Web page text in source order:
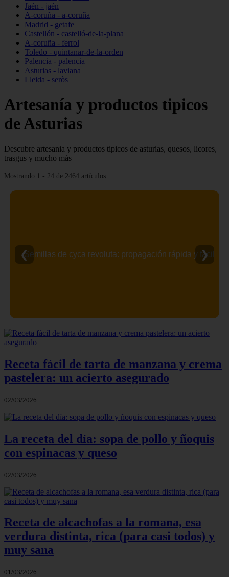
Jaén - jaén
A-coruña - a-coruña
Madrid - getafe
Castellón - castelló-de-la-plana
A-coruña - ferrol
Toledo - quintanar-de-la-orden
Palencia - palencia
Asturias - laviana
Lleida - seròs
Artesanía y productos tipicos
de Asturias
Descubre artesania y productos tipicos de asturias, quesos, licores,
trasgus y mucho más
Mostrando 1 - 24 de 2464 artículos
Bitransamin: aprende cómo funciona y para qué sirve.
❮ ❯
Receta fácil de tarta de manzana y crema
pastelera: un acierto asegurado
02/03/2026
La receta del día: sopa de pollo y ñoquis
con espinacas y queso
02/03/2026
Receta de alcachofas a la romana, esa
verdura distinta, rica (para casi todos) y
muy sana
01/03/2026